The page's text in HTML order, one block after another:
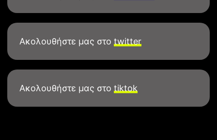
Ακολουθήστε μας στο twitter
Ακολουθήστε μας στο tiktok